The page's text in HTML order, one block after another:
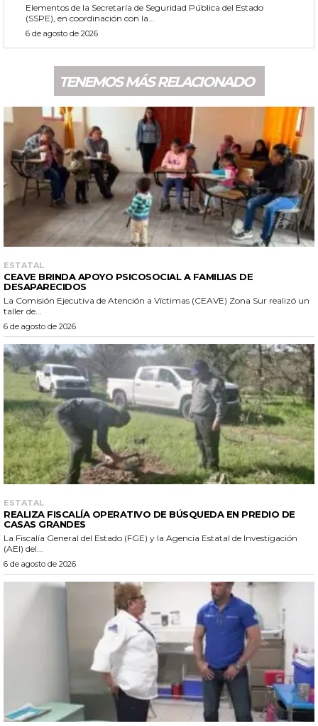
Elementos de la Secretaría de Seguridad Pública del Estado
(SSPE), en coordinación con la...
6 de agosto de 2026
TENEMOS MÁS RELACIONADO
ESTATAL
CEAVE BRINDA APOYO PSICOSOCIAL A FAMILIAS DE
DESAPARECIDOS
La Comisión Ejecutiva de Atención a Víctimas (CEAVE) Zona Sur realizó un
taller de...
6 de agosto de 2026
ESTATAL
REALIZA FISCALÍA OPERATIVO DE BÚSQUEDA EN PREDIO DE
CASAS GRANDES
La Fiscalía General del Estado (FGE) y la Agencia Estatal de Investigación
(AEI) del...
6 de agosto de 2026